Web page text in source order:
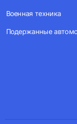
Военная техника
Подержанные